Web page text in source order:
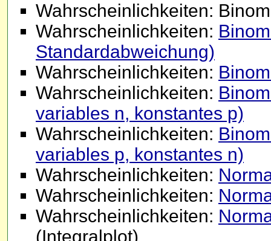
Wahrscheinlichkeiten:
Wahrscheinlichkeiten:
Standardabweichung)
Wahrscheinlichkeiten:
Wahrscheinlichkeiten:
variables n, konstantes p)
Wahrscheinlichkeiten:
variables p, konstantes n)
Wahrscheinlichkeiten:
Wahrscheinlichkeiten:
Wahrscheinlichkeiten:
(Integralplot)